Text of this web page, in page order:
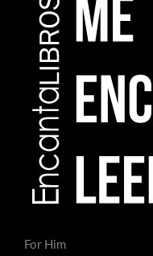
For Him